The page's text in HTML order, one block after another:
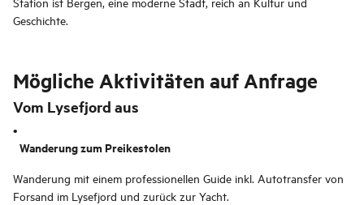
Geschichte.
Mögliche Aktivitäten auf Anfrage
Vom Lysefjord aus
Wanderung zum Preikestolen
Wanderung mit einem professionellen Guide inkl. Autotransfer von
Forsand im Lysefjord und zurück zur Yacht.